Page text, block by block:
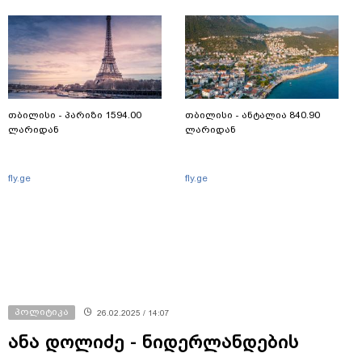
თბილისი - პარიზი 1594.00
ლარიდან
fly.ge
თბილისი - ანტალია 840.90
ლარიდან
fly.ge
პოლიტიკა 26.02.2025 / 14:07
ანა დოლიძე - ნიდერლანდების